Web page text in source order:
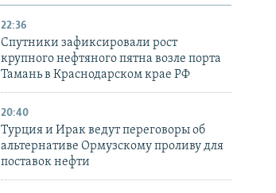
22:36
Спутники зафиксировали рост
крупного нефтяного пятна возле порта
Тамань в Краснодарском крае РФ
20:40
Турция и Ирак ведут переговоры об
альтернативе Ормузскому проливу для
поставок нефти